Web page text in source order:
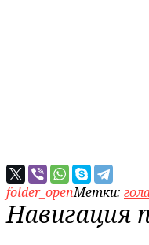
folder_openМетки:
Навигация